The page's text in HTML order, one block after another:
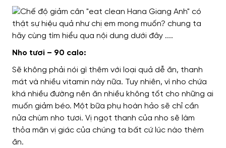
Nho tươi – 90 calo:
Sẽ không phải nói gì thêm với loại quả dễ ăn, thanh
mát và nhiều vitamin này nữa. Tuy nhiên, vì nho chứa
khá nhiều đường nên ăn nhiều không tốt cho những ai
muốn giảm béo. Một bữa phụ hoàn hảo sẽ chỉ cần
nửa chùm nho tươi. Vị ngọt thanh của nho sẽ làm
thỏa mãn vị giác của chúng ta bất cứ lúc nào thèm
ăn.